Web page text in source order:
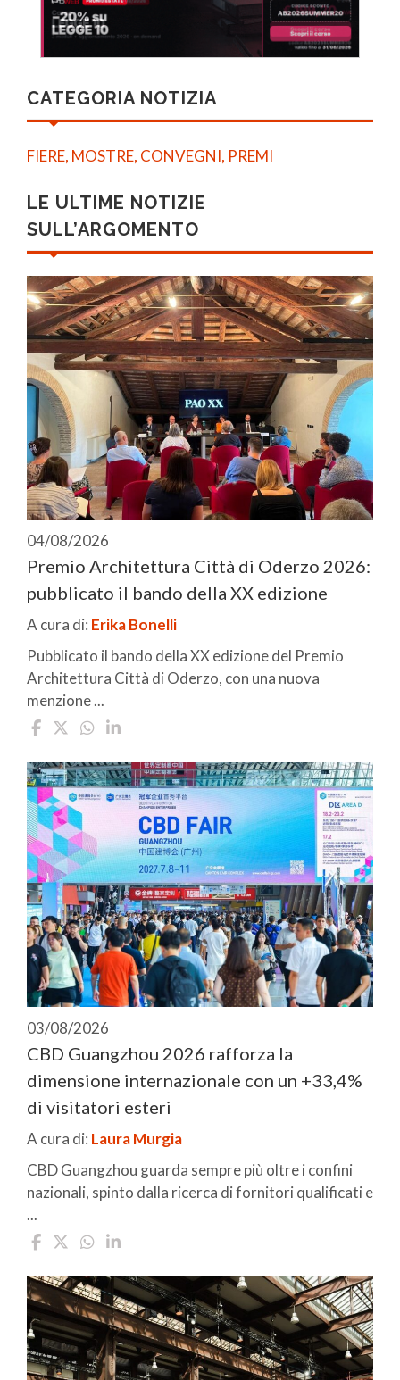
CATEGORIA NOTIZIA
FIERE, MOSTRE, CONVEGNI, PREMI
LE ULTIME NOTIZIE
SULL’ARGOMENTO
04/08/2026
Premio Architettura Città di Oderzo 2026:
pubblicato il bando della XX edizione
A cura di: Erika Bonelli
Pubblicato il bando della XX edizione del Premio
Architettura Città di Oderzo, con una nuova
menzione ...
03/08/2026
CBD Guangzhou 2026 rafforza la
dimensione internazionale con un +33,4%
di visitatori esteri
A cura di: Laura Murgia
CBD Guangzhou guarda sempre più oltre i confini
nazionali, spinto dalla ricerca di fornitori qualificati e
...